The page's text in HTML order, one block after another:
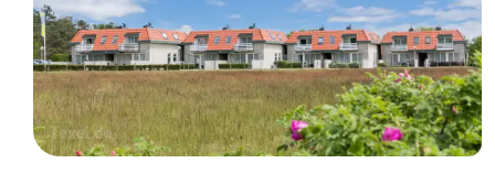
Surfen
Wadlopen
Zeehonden
Eten
Evenementen